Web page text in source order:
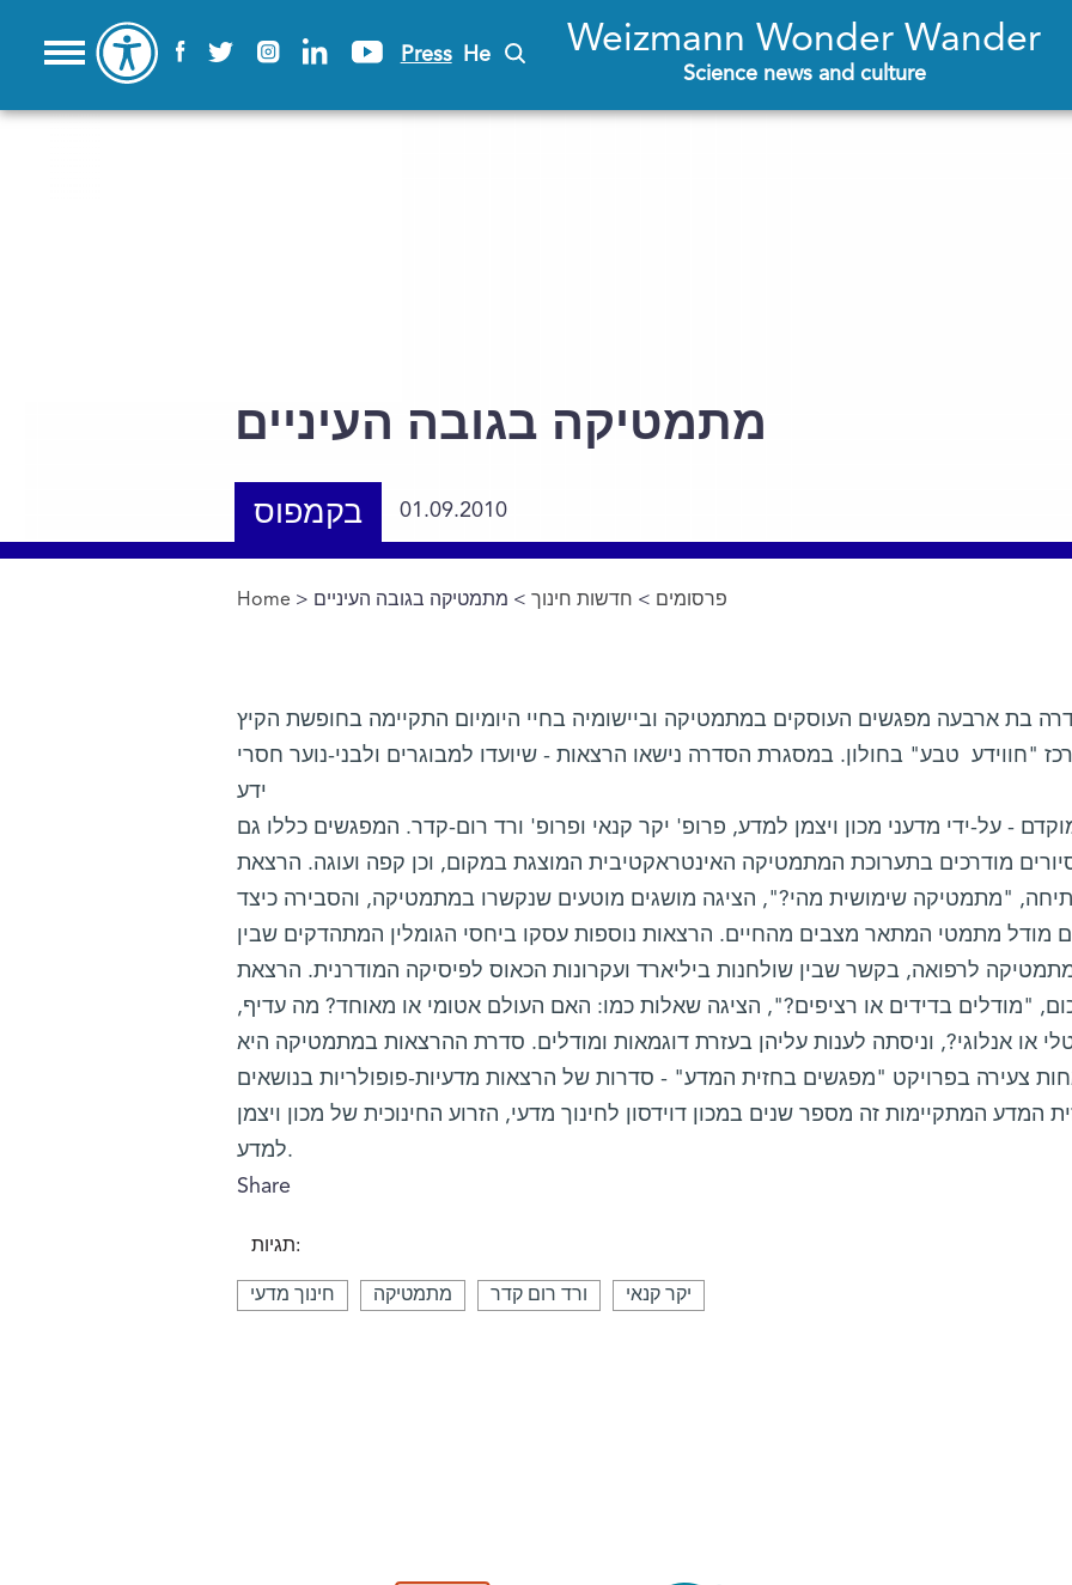
Press He Weizmann Wonder Wander
Science news and culture
מתמטיקה בגובה העיניים
בקמפוס 01.09.2010
You are here
Home > פרסומים > חדשות חינוך> מתמטיקה בגובה העיניים
בת ארבעה מפגשים העוסקים במתמטיקה וביישומיה בחיי היומיום התקיימה בחופשת הקיץ
"חווידע טבע" בחולון. במסגרת הסדרה נישאו הרצאות - שיועדו למבוגרים ולבני-נוער חסרי
ידע
- על-ידי מדעני מכון ויצמן למדע, פרופ' יקר קנאי ופרופ' ורד רום-קדר. המפגשים כללו גם
מודרכים בתערוכת המתמטיקה האינטראקטיבית המוצגת במקום, וכן קפה ועוגה. הרצאת
"מתמטיקה שימושית מהי?", הציגה מושגים מוטעים שנקשרו במתמטיקה, והסבירה כיצד
מודל מתמטי המתאר מצבים מהחיים. הרצאות נוספות עסקו ביחסי הגומלין המתהדקים שבין
לרפואה, בקשר שבין שולחנות ביליארד ועקרונות הכאוס לפיסיקה המודרנית. הרצאת
"מודלים בדידים או רציפים?", הציגה שאלות כמו: האם העולם אטומי או מאוחד? מה עדיף,
או אנלוגי?, וניסתה לענות עליהן בעזרת דוגמאות ומודלים. סדרת ההרצאות במתמטיקה היא
צעירה בפרויקט "מפגשים בחזית המדע" - סדרות של הרצאות מדעיות-פופולריות בנושאים
המדע המתקיימות זה מספר שנים במכון דוידסון לחינוך מדעי, הזרוע החינוכית של מכון ויצמן
למדע.
Share
תגיות:
חינוך מדעי מתמטיקה ורד רום קדר יקר קנאי